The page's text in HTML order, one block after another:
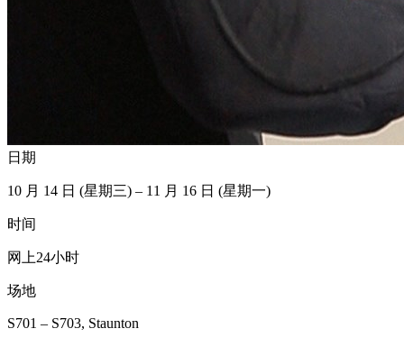
日期
10 月 14 日 (星期三) – 11 月 16 日 (星期一)
时间
网上24小时
场地
S701 – S703, Staunton